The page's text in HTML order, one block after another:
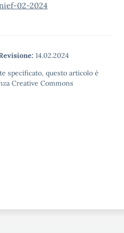
02-2024
14.02.2024
specificato, questo articolo è
Creative Commons